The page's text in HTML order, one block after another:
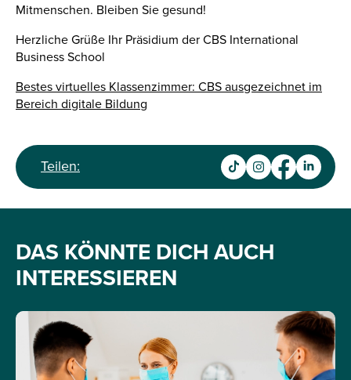
Mitmenschen. Bleiben Sie gesund!
Herzliche Grüße Ihr Präsidium der CBS International
Business School
Bestes virtuelles Klassenzimmer: CBS ausgezeichnet im
Bereich digitale Bildung
Teilen:
DAS KÖNNTE DICH AUCH
INTERESSIEREN